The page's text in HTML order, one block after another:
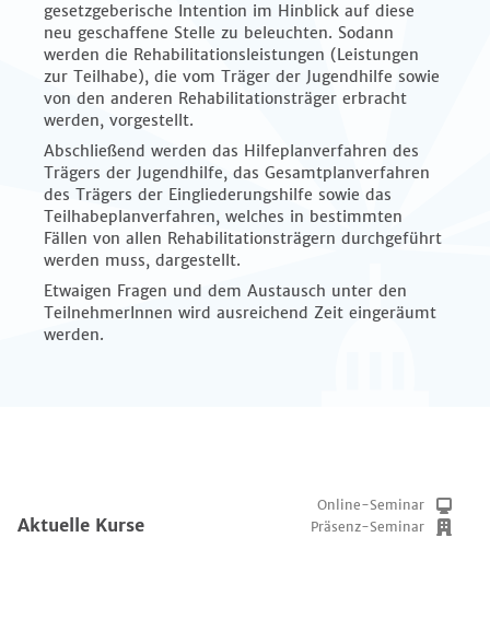
gesetzgeberische Intention im Hinblick auf diese
neu geschaffene Stelle zu beleuchten. Sodann
werden die Rehabilitationsleistungen (Leistungen
zur Teilhabe), die vom Träger der Jugendhilfe sowie
von den anderen Rehabilitationsträger erbracht
werden, vorgestellt.
Abschließend werden das Hilfeplanverfahren des
Trägers der Jugendhilfe, das Gesamtplanverfahren
des Trägers der Eingliederungshilfe sowie das
Teilhabeplanverfahren, welches in bestimmten
Fällen von allen Rehabilitationsträgern durchgeführt
werden muss, dargestellt.
Etwaigen Fragen und dem Austausch unter den
TeilnehmerInnen wird ausreichend Zeit eingeräumt
werden.
Aktuelle Kurse
Online-Seminar
Präsenz-Seminar